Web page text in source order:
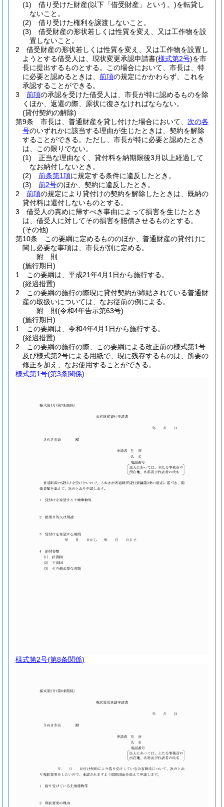
(1)
借り受けた財産(以下「借受財産」という。)を転貸し
ないこと。
(2)
借り受けた権利を譲渡しないこと。
(3)
借受財産の形状若しくは性質を変え、又は工作物を設
置しないこと。
2
借受財産の形状若しくは性質を変え、又は工作物を設置し
ようとする借受人は、現状変更承認申請書(様式第2号)を市
長に提出するものとする。
この場合において、市長は、特
に必要と認めるときは、 前項の規定にかかわらず、これを
承認することができる。
3
前項の承認を受けた借受人は、市長が特に認めるものを除
くほか、返還の際、原状に復さなければならない。
(貸付契約の解除)
第9条
市長は、普通財産を貸し付けた場合において、 次の各
号のいずれかに該当する理由が生じたときは、契約を解除
することができる。 ただし、市長が特に必要と認めたとき
は、この限りでない。
(1)
正当な理由なく、貸付料を納期限後3月以上経過して
なお納付しないとき。
(2)
前条第1項に規定する条件に違反したとき。
(3)
前2号のほか、契約に違反したとき。
2
前項の規定により貸付けの契約を解除したときは、既納の
貸付料は還付しないものとする。
3
借受人の責めに帰すべき事由によって損害を生じたとき
は、借受人に対してその損害を賠償させるものとする。
(その他)
第10条
この要綱に定めるもののほか、普通財産の貸付けに
関し必要な事項は、市長が別に定める。
附 則
(施行期日)
1
この要綱は、平成21年4月1日から施行する。
(経過措置)
2
この要綱の施行の際現に貸付契約が締結されている普通財
産の取扱いについては、なお従前の例による。
附 則(令和4年告示第63号)
(施行期日)
1
この要綱は、令和4年4月1日から施行する。
(経過措置)
2
この要綱の施行の際、この要綱による改正前の様式第1号
及び様式第2号による用紙で、現に残存するものは、所要の
修正を加え、なお使用することができる。
様式第1号(第3条関係)
様式第2号(第8条関係)